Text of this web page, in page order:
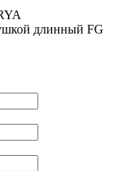
длинный FG